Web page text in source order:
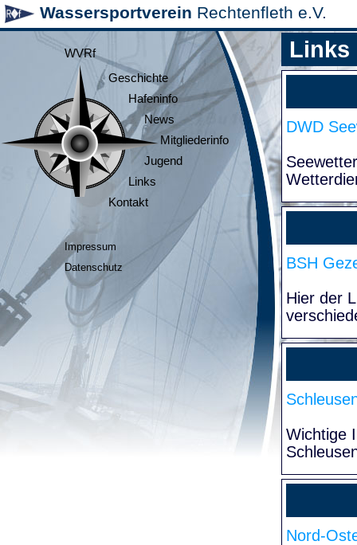
Wassersportverein Rechtenfleth e.V.
WVRf
Geschichte
Hafeninfo
News
Mitgliederinfo
Jugend
Links
Kontakt
Impressum
Datenschutz
Links
DWD
BSH
Hier der
Wichtige
Nord-